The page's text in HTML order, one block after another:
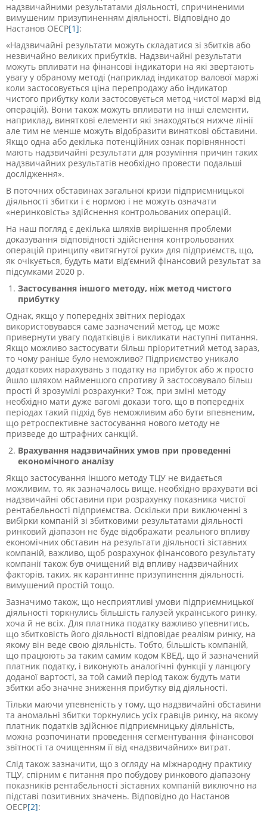
надзвичайними результатами діяльності, спричиненими
вимушеним призупиненням діяльності. Відповідно до
Настанов ОЕСР[1]:
«Надзвичайні результати можуть складатися зі збитків або
незвичайно великих прибутків. Надзвичайні результати
можуть впливати на фінансові індикатори на які звертають
увагу у обраному методі (наприклад індикатор валової маржі
коли застосовується ціна перепродажу або індикатор
чистого прибутку коли застосовується метод чистої маржі від
операцій). Вони також можуть впливати на інші елементи,
наприклад, виняткові елементи які знаходяться нижче лінії
але тим не менше можуть відобразити виняткові обставини.
Якщо одна або декілька потенційних ознак порівнянності
мають надзвичайні результати для розуміння причин таких
надзвичайних результатів необхідно провести подальші
дослідження».
В поточних обставинах загальної кризи підприємницької
діяльності збитки і є нормою і не можуть означати
«неринковість» здійснення контрольованих операцій.
На наш погляд є декілька шляхів вирішення проблеми
доказування відповідності здійснення контрольованих
операцій принципу «витягнутої руки» для підприємств, що,
як очікується, будуть мати від’ємний фінансовий результат за
підсумками 2020 р.
Застосування іншого методу, ніж метод чистого
прибутку
Однак, якщо у попередніх звітних періодах
використовувався саме зазначений метод, це може
привернути увагу податківців і викликати наступні питання.
Якщо можливо застосувати більш пріоритетний метод зараз,
то чому раніше було неможливо? Підприємство уникало
додаткових нарахувань з податку на прибуток або ж просто
йшло шляхом найменшого спротиву й застосовувало більш
прості й зрозумілі розрахунки? Тож, при зміні методу
необхідно мати дуже вагомі докази того, що в попередніх
періодах такий підхід був неможливим або бути впевненим,
що ретроспективне застосування нового методу не
призведе до штрафних санкцій.
Врахування надзвичайних умов при проведенні
економічного аналізу
Якщо застосування іншого методу ТЦУ не видається
можливим, то, як зазначалось вище, необхідно врахувати всі
надзвичайні обставини при розрахунку показника чистої
рентабельності підприємства. Оскільки при виключенні з
вибірки компаній зі збитковими результатами діяльності
ринковий діапазон не буде відображати реального впливу
економічних обставин на результати діяльності зіставних
компаній, важливо, щоб розрахунок фінансового результату
компанії також був очищений від впливу надзвичайних
факторів, таких, як карантинне призупинення діяльності,
вимушений простій тощо.
Зазначимо також, що несприятливі умови підприємницької
діяльності торкнулись більшість галузей українського ринку,
хоча й не всіх. Для платника податку важливо упевнитись,
що збитковість його діяльності відповідає реаліям ринку, на
якому він веде свою діяльність. Тобто, більшість компаній,
що працюють за таким самим кодом КВЕД, що й зазначений
платник податку, і виконують аналогічні функції у ланцюгу
доданої вартості, за той самий період також будуть мати
збитки або значне зниження прибутку від діяльності.
Тільки маючи упевненість у тому, що надзвичайні обставини
та аномальні збитки торкнулись усіх гравців ринку, на якому
платник податків здійснює підприємницьку діяльність,
можна розпочинати проведення сегментування фінансової
звітності та очищенням її від «надзвичайних» витрат.
Слід також зазначити, що з огляду на міжнародну практику
ТЦУ, спірним є питання про побудову ринкового діапазону
показників рентабельності зіставних компаній виключно на
підставі позитивних значень. Відповідно до Настанов
ОЕСР[2]: